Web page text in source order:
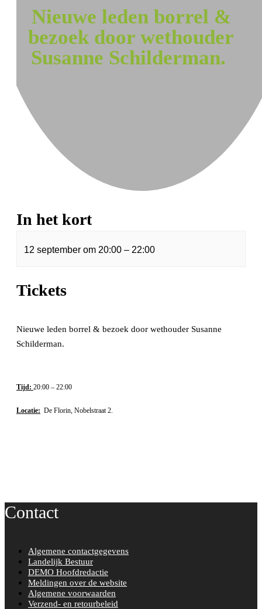
Nieuwe leden borrel &
bezoek door wethouder
Susanne Schilderman.
In het kort
12 september om 20:00 – 22:00
Tickets
Nieuwe leden borrel & bezoek door wethouder Susanne
Schilderman.
Tijd: 20:00 – 22:00
Locatie: De Florin, Nobelstraat 2.
Contact
Algemene contactgegevens
Landelijk Bestuur
DEMO Hoofdredactie
Meldingen over de website
Algemene voorwaarden
Verzend- en retourbeleid